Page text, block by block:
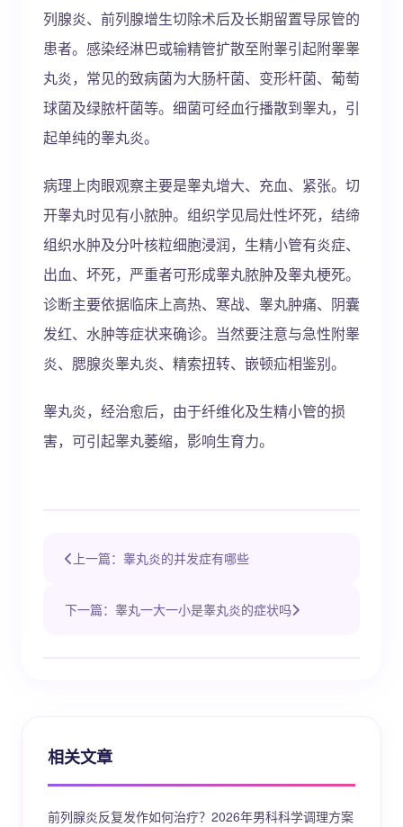
列腺炎、前列腺增生切除术后及长期留置导尿管的
患者。感染经淋巴或输精管扩散至附睾引起附睾睾
丸炎，常见的致病菌为大肠杆菌、变形杆菌、葡萄
球菌及绿脓杆菌等。细菌可经血行播散到睾丸，引
起单纯的睾丸炎。
病理上肉眼观察主要是睾丸增大、充血、紧张。切
开睾丸时见有小脓肿。组织学见局灶性坏死，结缔
组织水肿及分叶核粒细胞浸润，生精小管有炎症、
出血、坏死，严重者可形成睾丸脓肿及睾丸梗死。
诊断主要依据临床上高热、寒战、睾丸肿痛、阴囊
发红、水肿等症状来确诊。当然要注意与急性附睾
炎、腮腺炎睾丸炎、精索扭转、嵌顿疝相鉴别。
睾丸炎，经治愈后，由于纤维化及生精小管的损
害，可引起睾丸萎缩，影响生育力。
上一篇：睾丸炎的并发症有哪些
下一篇：睾丸一大一小是睾丸炎的症状吗
相关文章
前列腺炎反复发作如何治疗？2026年男科科学调理方案